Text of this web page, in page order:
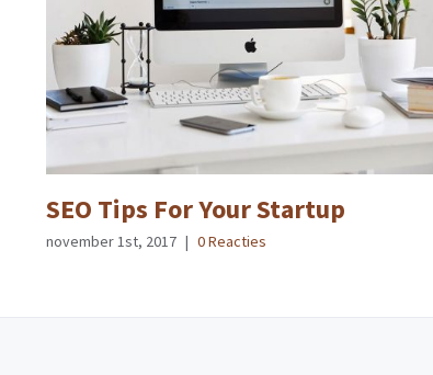
SEO Tips For Your Startup
november 1st, 2017 | 0 Reacties